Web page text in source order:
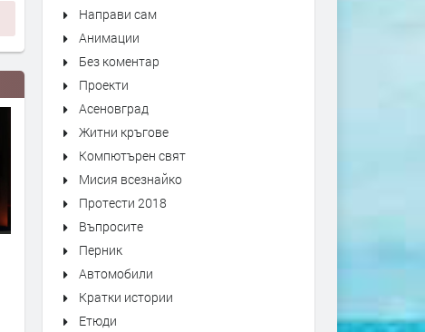
доц Ем Занкина; с Давос
маските са свалени и е вече
ясно, че Тръмп цели да разбие
EС и ООН
преди 6 месеца
Направи сам
Анимации
Без коментар
Проекти
Асеновград
Житни кръгове
Компютърен свят
Мисия всезнайко
Протести 2018
Въпросите
Перник
Автомобили
Кратки истории
Етюди